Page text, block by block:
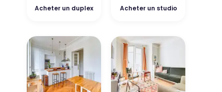
Acheter un duplex Acheter un studio